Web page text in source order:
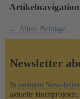
Artikelnavigation
← Ältere Beiträge
Newsletter
In meinem Newsletter
aktuelle